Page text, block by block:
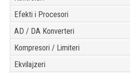
Efekti i Procesori
AD / DA Konverteri
Kompresori / Limiteri
Ekvilajzeri